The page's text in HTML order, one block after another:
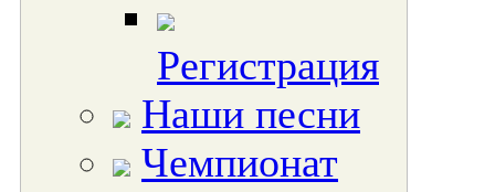
Регистрация
Наши песни
Чемпионат